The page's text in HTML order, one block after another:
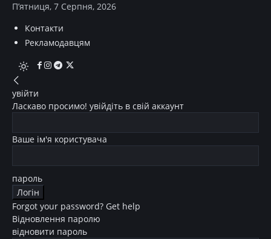
П’ятниця, 7 Серпня, 2026
Контакти
Рекламодавцям
увійти
Ласкаво просимо! увійдіть в свій аккаунт
Ваше ім'я користувача
пароль
Forgot your password? Get help
Відновлення паролю
відновити пароль